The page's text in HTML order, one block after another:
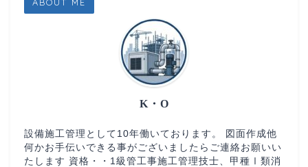
K・O
設備施工管理として10年働いております。 図面作成他
何かお手伝いできる事がございましたらご連絡お願いい
たします 資格・・1級管工事施工管理技士、甲種Ⅰ類消